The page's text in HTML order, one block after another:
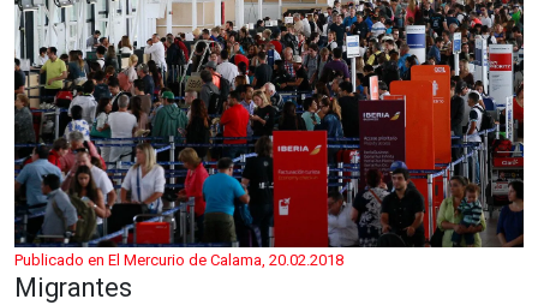
Publicado en El Mercurio de Calama, 20.02.2018
Migrantes